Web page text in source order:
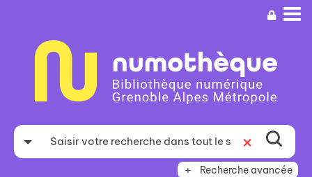
recherche
Recherche avancée